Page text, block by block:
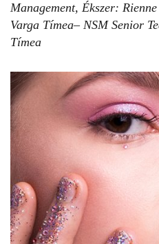
Management, Ékszer:
Varga Tímea– NSM Senior
Tímea